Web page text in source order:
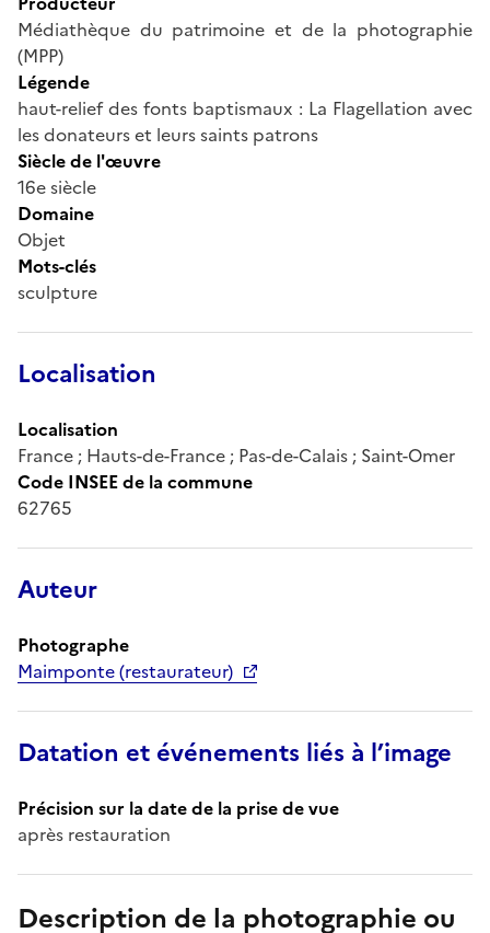
Médiathèque du patrimoine et de la photographie
(MPP)
Légende
haut-relief des fonts baptismaux : La Flagellation avec
les donateurs et leurs saints patrons
Siècle de l'œuvre
16e siècle
Domaine
Objet
Mots-clés
sculpture
Localisation
Localisation
France ; Hauts-de-France ; Pas-de-Calais ; Saint-Omer
Code INSEE de la commune
62765
Auteur
Photographe
Maimponte (restaurateur)
Datation et événements liés à l’image
Précision sur la date de la prise de vue
après restauration
Description de la photographie ou